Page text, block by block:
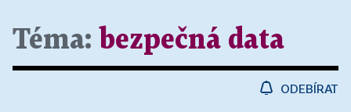
Téma: bezpečná data
ODEBÍRAT